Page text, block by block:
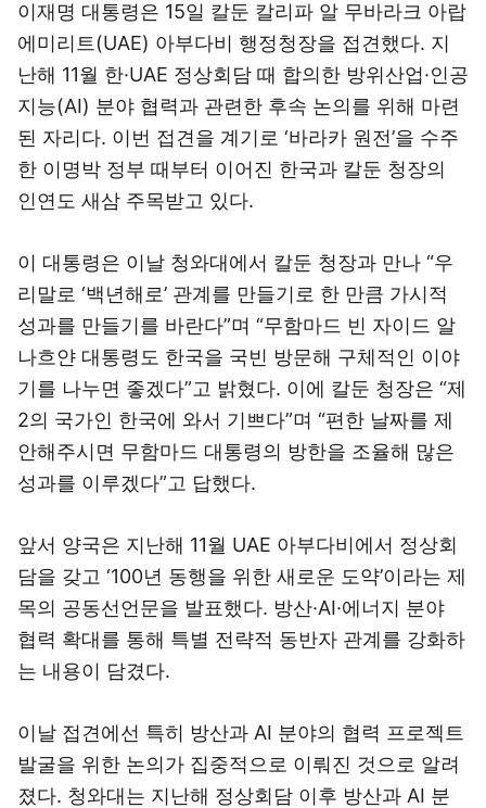
이재명 대통령은 15일 칼둔 칼리파 알 무바라크 아랍
에미리트(UAE) 아부다비 행정청장을 접견했다. 지
난해 11월 한·UAE 정상회담 때 합의한 방위산업·인공
지능(AI) 분야 협력과 관련한 후속 논의를 위해 마련
된 자리다. 이번 접견을 계기로 ‘바라카 원전’을 수주
한 이명박 정부 때부터 이어진 한국과 칼둔 청장의
인연도 새삼 주목받고 있다.
이 대통령은 이날 청와대에서 칼둔 청장과 만나 “우
리말로 ‘백년해로’ 관계를 만들기로 한 만큼 가시적
성과를 만들기를 바란다”며 “무함마드 빈 자이드 알
나흐얀 대통령도 한국을 국빈 방문해 구체적인 이야
기를 나누면 좋겠다”고 밝혔다. 이에 칼둔 청장은 “제
2의 국가인 한국에 와서 기쁘다”며 “편한 날짜를 제
안해주시면 무함마드 대통령의 방한을 조율해 많은
성과를 이루겠다”고 답했다.
앞서 양국은 지난해 11월 UAE 아부다비에서 정상회
담을 갖고 ‘100년 동행을 위한 새로운 도약’이라는 제
목의 공동선언문을 발표했다. 방산·AI·에너지 분야
협력 확대를 통해 특별 전략적 동반자 관계를 강화하
는 내용이 담겼다.
이날 접견에선 특히 방산과 AI 분야의 협력 프로젝트
발굴을 위한 논의가 집중적으로 이뤄진 것으로 알려
졌다. 청와대는 지난해 정상회담 이후 방산과 AI 분